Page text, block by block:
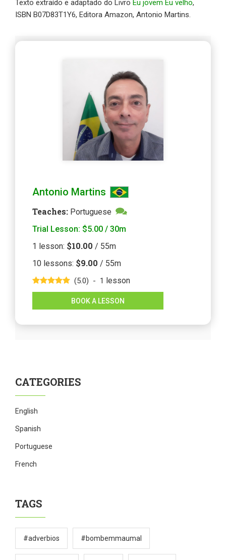
Texto extraído e adaptado do Livro Eu jovem Eu velho,
ISBN B07D83T1Y6, Editora Amazon, Antonio Martins.
Antonio Martins
Teaches: Portuguese
Trial Lesson: $5.00 / 30m
1 lesson: $10.00 / 55m
10 lessons: $9.00 / 55m
(5.0) - 1 lesson
BOOK A LESSON
CATEGORIES
English
Spanish
Portuguese
French
TAGS
#adverbios #bombemmaumal